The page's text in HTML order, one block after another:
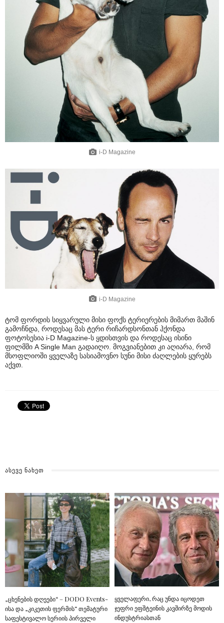
i-D Magazine
i-D Magazine
ტომ ფორდის სიყვარული მისი ფოქს ტერიერების მიმართ მაშინ
გამოჩნდა, როდესაც მას ტერი რიჩარდსონთან ჰქონდა
ფოტოსესია i-D Magazine-ს ყდისთვის და როდესაც ისინი
ფილმში A Single Man გადაიღო. მოგვიანებით კი აღიარა, რომ
მსოფლიოში ყველაზე სასიამოვნო სუნი მისი ძაღლების ყურებს
აქვთ.
ᲐᲡᲔᲕᲔ ᲜᲐᲮᲔᲗ
„ცხენების დღეები“ – DODO Events-
ისა და „კიკეთის ფერმის“ თემატური
საფესტივალო სერიის პირველი
ყველაფერი, რაც უნდა იცოდეთ
ჯეფრი ეფშტეინის კავშირზე მოდის
ინდუსტრიასთან